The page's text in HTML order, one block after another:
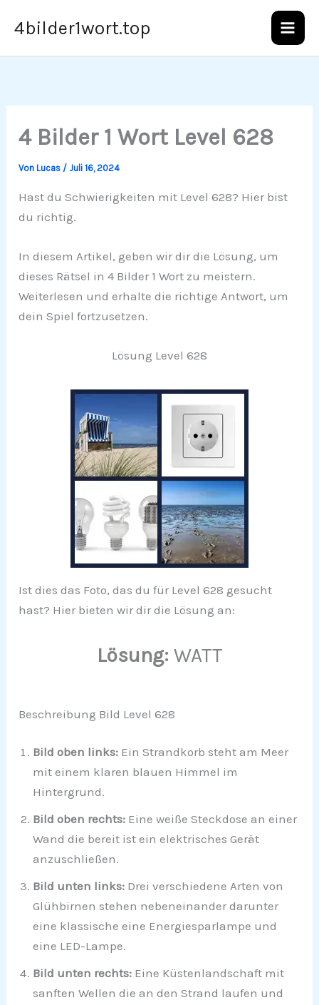
Inhalt
4bilder1wort.top
4 Bilder 1 Wort Level 628
VonLucas /Juli 16, 2024
Hast du Schwierigkeiten mit Level 628? Hier bist
du richtig.
In diesem Artikel, geben wir dir die Lösung, um
dieses Rätsel in 4 Bilder 1 Wort zu meistern.
Weiterlesen und erhalte die richtige Antwort, um
dein Spiel fortzusetzen.
Lösung Level 628
Ist dies das Foto, das du für Level 628 gesucht
hast? Hier bieten wir dir die Lösung an:
Lösung: WATT
Beschreibung Bild Level 628
Bild oben links: Ein Strandkorb steht am Meer
mit einem klaren blauen Himmel im
Hintergrund.
Bild oben rechts: Eine weiße Steckdose an einer
Wand die bereit ist ein elektrisches Gerät
anzuschließen.
Bild unten links: Drei verschiedene Arten von
Glühbirnen stehen nebeneinander darunter
eine klassische eine Energiesparlampe und
eine LED-Lampe.
Bild unten rechts: Eine Küstenlandschaft mit
sanften Wellen die an den Strand laufen und